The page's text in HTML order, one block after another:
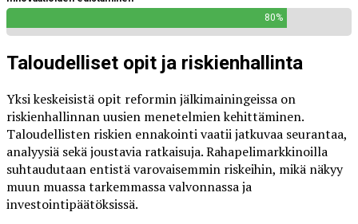
80%
Taloudelliset opit ja riskienhallinta
Yksi keskeisistä opit reformin jälkimainingeissa on
riskienhallinnan uusien menetelmien kehittäminen.
Taloudellisten riskien ennakointi vaatii jatkuvaa seurantaa,
analyysiä sekä joustavia ratkaisuja. Rahapelimarkkinoilla
suhtaudutaan entistä varovaisemmin riskeihin, mikä näkyy
muun muassa tarkemmassa valvonnassa ja
investointipäätöksissä.